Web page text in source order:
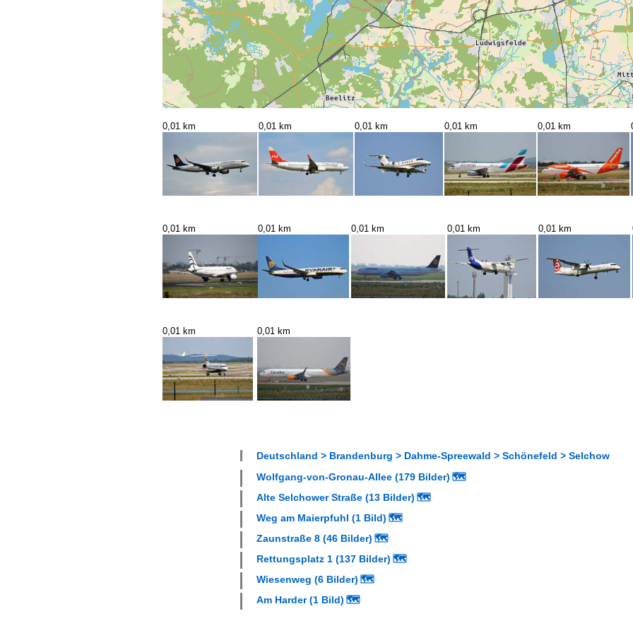
0,01 km 0,01 km 0,01 km 0,01 km 0,01 km
0,01 km 0,01 km 0,01 km 0,01 km 0,01 km
0,01 km 0,01 km
Deutschland > Brandenburg > Dahme-Spreewald > Schönefeld > Selchow
Wolfgang-von-Gronau-Allee (179 Bilder) 🗺
Alte Selchower Straße (13 Bilder) 🗺
Weg am Maierpfuhl (1 Bild) 🗺
Zaunstraße 8 (46 Bilder) 🗺
Rettungsplatz 1 (137 Bilder) 🗺
Wiesenweg (6 Bilder) 🗺
Am Harder (1 Bild) 🗺